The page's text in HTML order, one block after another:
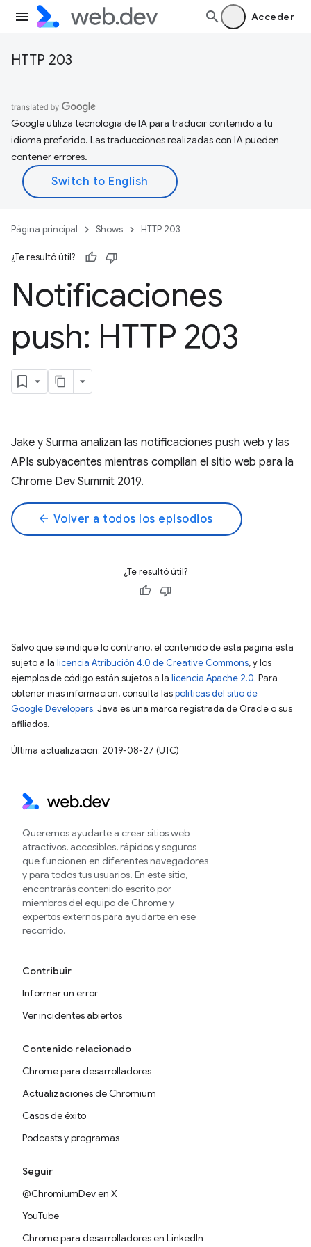
Acceder
HTTP 203
Google utiliza tecnología de IA para traducir contenido a tu
idioma preferido. Las traducciones realizadas con IA pueden
contener errores.
Página principal Shows HTTP 203
¿Te resultó útil?
Notificaciones
push: HTTP 203
Jake y Surma analizan las notificaciones push web y las
APIs subyacentes mientras compilan el sitio web para la
Chrome Dev Summit 2019.
arrow_back Volver a todos los episodios
¿Te resultó útil?
Salvo que se indique lo contrario, el contenido de esta página está
sujeto a la licencia Atribución 4.0 de Creative Commons, y los
ejemplos de código están sujetos a la licencia Apache 2.0. Para
obtener más información, consulta laspolíticas del sitio de
Google Developers. Java es una marca registrada de Oracle o sus
afiliados.
Última actualización: 2019-08-27 (UTC)
Queremos ayudarte a crear sitios web
atractivos, accesibles, rápidos y seguros
que funcionen en diferentes navegadores
y para todos tus usuarios. En este sitio,
encontrarás contenido escrito por
miembros del equipo de Chrome y
expertos externos para ayudarte en ese
recorrido.
Contribuir
Informar un error
Ver incidentes abiertos
Contenido relacionado
Chrome para desarrolladores
Actualizaciones de Chromium
Casos de éxito
Podcasts y programas
Seguir
@ChromiumDev en X
YouTube
Chrome para desarrolladores en LinkedIn